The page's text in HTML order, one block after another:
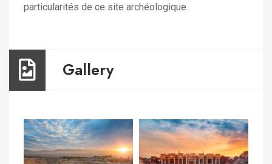
particularités de ce site archéologique.
Gallery